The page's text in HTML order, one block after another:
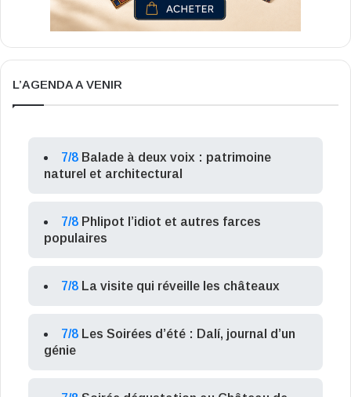
L’AGENDA A VENIR
7/8 Balade à deux voix : patrimoine
naturel et architectural
7/8 Phlipot l’idiot et autres farces
populaires
7/8 La visite qui réveille les châteaux
7/8 Les Soirées d’été : Dalí, journal d’un
génie